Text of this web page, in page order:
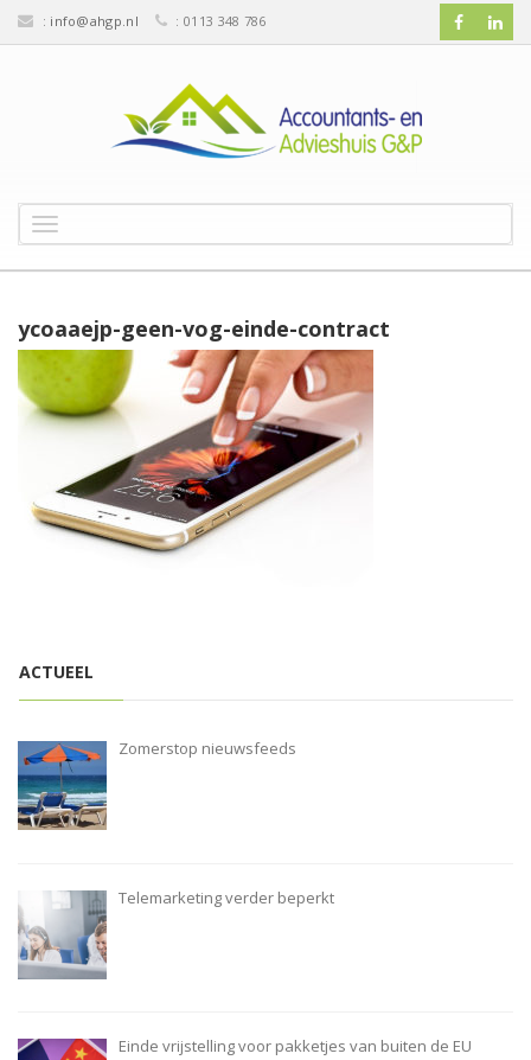
: info@ahgp.nl : 0113 348 786
o
g
l
e
n
a
v
i
a
t
ycoaaejp-geen-vog-einde-contract
ACTUEEL
Zomerstop nieuwsfeeds
Telemarketing verder beperkt
Einde vrijstelling voor pakketjes van buiten de EU